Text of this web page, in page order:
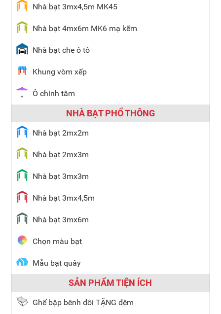
Nhà bạt 3mx4,5m MK45
Nhà bạt 4mx6m MK6 mạ kẽm
Nhà bạt che ô tô
Khung vòm xếp
Ô chính tâm
NHÀ BẠT PHỔ THÔNG
Nhà bạt 2mx2m
Nhà bạt 2mx3m
Nhà bạt 3mx3m
Nhà bạt 3mx4,5m
Nhà bạt 3mx6m
Chọn màu bạt
Mẫu bạt quây
SẢN PHẨM TIỆN ÍCH
Ghế bập bênh đôi TẶNG đệm